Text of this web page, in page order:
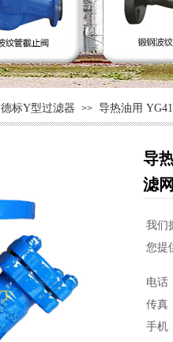
德标Y型过滤器 >> 导热油用
导
滤网
我们
您提
电话
传真
手机